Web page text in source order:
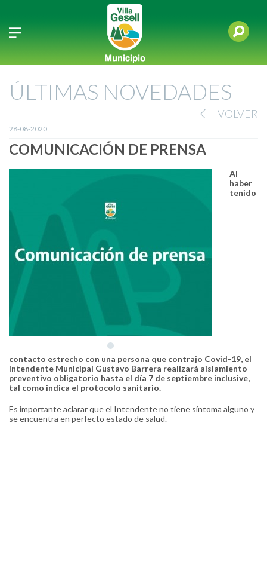
ÚLTIMAS NOVEDADES
VOLVER
28-08-2020
COMUNICACIÓN DE PRENSA
Al
haber
tenido
contacto estrecho con una persona que contrajo Covid-19, el
Intendente Municipal Gustavo Barrera realizará aislamiento
preventivo obligatorio hasta el día 7 de septiembre inclusive,
tal como indica el protocolo sanitario.
Es importante aclarar que el Intendente no tiene síntoma alguno y
se encuentra en perfecto estado de salud.